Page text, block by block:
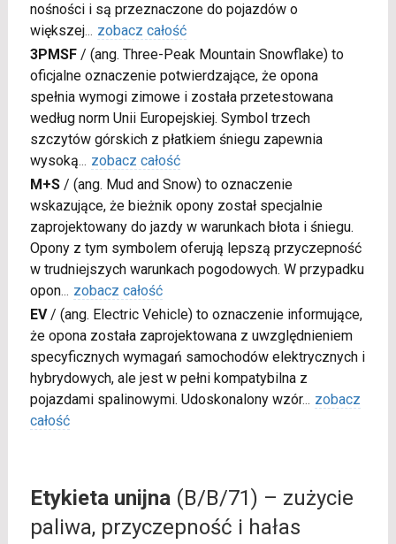
nośności i są przeznaczone do pojazdów o
większej... zobacz całość
3PMSF/ (ang. Three-Peak Mountain Snowflake) to
oficjalne oznaczenie potwierdzające, że opona
spełnia wymogi zimowe i została przetestowana
według norm Unii Europejskiej. Symbol trzech
szczytów górskich z płatkiem śniegu zapewnia
wysoką... zobacz całość
M+S/ (ang. Mud and Snow) to oznaczenie
wskazujące, że bieżnik opony został specjalnie
zaprojektowany do jazdy w warunkach błota i śniegu.
Opony z tym symbolem oferują lepszą przyczepność
w trudniejszych warunkach pogodowych. W przypadku
opon... zobacz całość
EV/ (ang. Electric Vehicle) to oznaczenie informujące,
że opona została zaprojektowana z uwzględnieniem
specyficznych wymagań samochodów elektrycznych i
hybrydowych, ale jest w pełni kompatybilna z
pojazdami spalinowymi. Udoskonalony wzór... zobacz
całość
Etykieta unijna(B/B/71) – zużycie
paliwa, przyczepność i hałas